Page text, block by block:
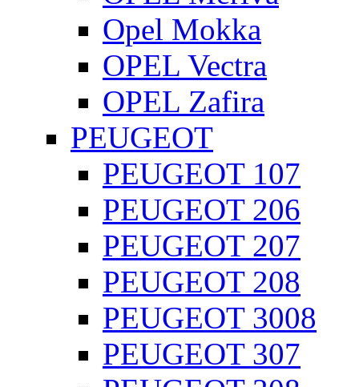
Opel Mokka
OPEL Vectra
OPEL Zafira
PEUGEOT
PEUGEOT 107
PEUGEOT 206
PEUGEOT 207
PEUGEOT 208
PEUGEOT 3008
PEUGEOT 307